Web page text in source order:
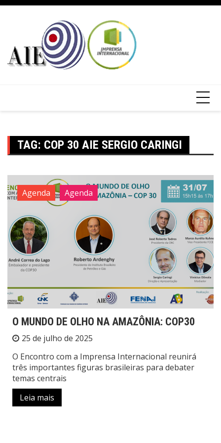
TAG: COP 30 AIE SERGIO CARINGI
Agenda Agenda
O MUNDO DE OLHO NA AMAZÔNIA: COP30
25 de julho de 2025
O Encontro com a Imprensa Internacional reunirá
três importantes figuras brasileiras para debater
temas centrais
Leia mais